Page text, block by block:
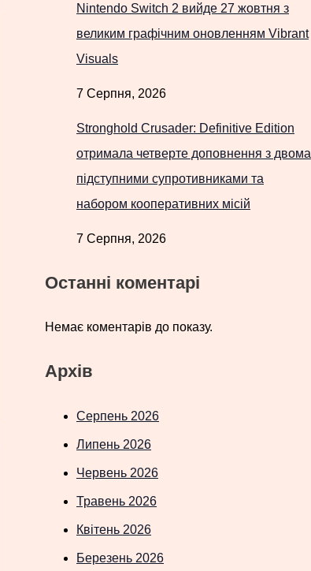
Nintendo Switch 2 вийде 27 жовтня з
великим графічним оновленням Vibrant
Visuals
7 Серпня, 2026
Stronghold Crusader: Definitive Edition
отримала четверте доповнення з двома
підступними супротивниками та
набором кооперативних місій
7 Серпня, 2026
Останні коментарі
Немає коментарів до показу.
Архів
Серпень 2026
Липень 2026
Червень 2026
Травень 2026
Квітень 2026
Березень 2026